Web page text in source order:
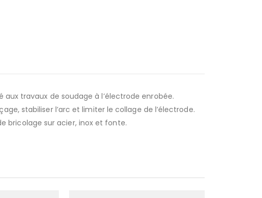
travaux de soudage à l’électrode enrobée.
stabiliser l’arc et limiter le collage de l’électrode.
bricolage sur acier, inox et fonte.